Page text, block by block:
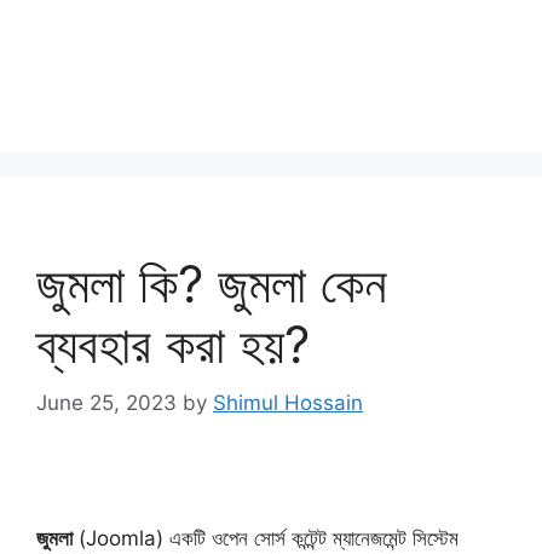
জুমলা কি? জুমলা কেন
ব্যবহার করা হয়?
June 25, 2023 by Shimul Hossain
জুমলা(Joomla) একটি ওপেন সোর্স কন্টেন্ট ম্যানেজমেন্ট সিস্টেম